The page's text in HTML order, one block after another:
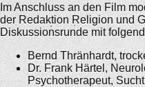
Im Anschluss an den Film
der Redaktion Religion und
Diskussionsrunde mit
Bernd Thränhardt,
Dr. Frank Härtel,
Psychotherapeut,